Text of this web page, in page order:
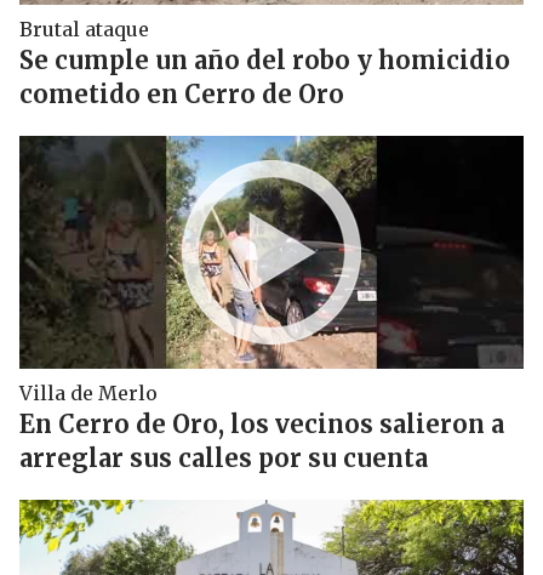
Brutal ataque
Se cumple un año del robo y homicidio
cometido en Cerro de Oro
Villa de Merlo
En Cerro de Oro, los vecinos salieron a
arreglar sus calles por su cuenta